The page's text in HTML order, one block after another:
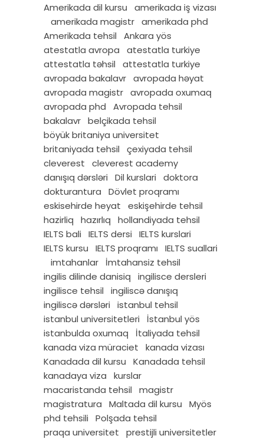
Amerikada dil kursu
amerikada iş vizası
amerikada magistr amerikada phd
Amerikada tehsil
Ankara yös
atestatla avropa
atestatla turkiye
attestatla təhsil
attestatla turkiye
avropada bakalavr avropada həyat
avropada magistr avropada oxumaq
avropada phd
Avropada tehsil
bakalavr belçikada tehsil
böyük britaniya universitet
britaniyada tehsil
çexiyada tehsil
cleverest
cleverest academy
danışıq dərsləri
Dil kurslari
doktora
dokturantura
Dövlet proqramı
eskisehirde heyat
eskişehirde tehsil
hazirliq
hazırlıq
hollandiyada tehsil
IELTS bali
IELTS dersi
IELTS kurslari
IELTS kursu
IELTS proqramı
IELTS suallari
imtahanlar
İmtahansiz tehsil
ingilis dilinde danisiq
ingilisce dersleri
ingilisce tehsil
ingiliscə danışıq
ingiliscə dərsləri
istanbul tehsil
istanbul universitetleri
İstanbul yös
istanbulda oxumaq
İtaliyada tehsil
kanada viza müraciet
kanada vizası
Kanadada dil kursu
Kanadada tehsil
kanadaya viza
kurslar
macaristanda tehsil
magistr
magistratura
Maltada dil kursu
Myös
phd tehsili
Polşada tehsil
praqa universitet
prestijli universitetler